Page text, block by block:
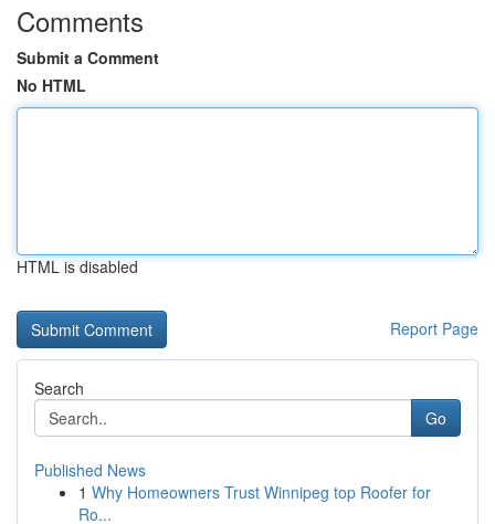
Comments
Submit a Comment
No HTML
HTML is disabled
Report Page
Search
Go
Published News
1 Why Homeowners Trust Winnipeg top Roofer for
Ro...